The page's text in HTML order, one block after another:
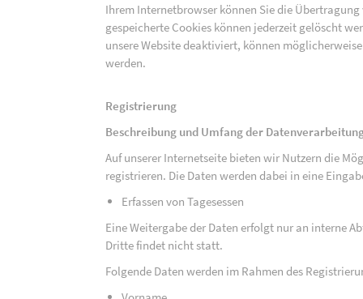
Ihrem Internetbrowser können Sie die
gespeicherte Cookies können jederzeit gelöscht
unsere Website deaktiviert, können
werden.
Registrierung
Beschreibung und Umfang der
Auf unserer Internetseite bieten wir Nutzern die
registrieren. Die Daten werden dabei in eine
Erfassen von Tagesessen
Eine Weitergabe der Daten erfolgt nur an interne
Dritte findet nicht statt.
Folgende Daten werden im Rahmen des